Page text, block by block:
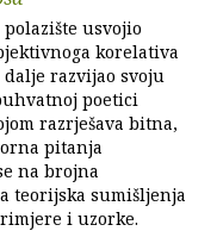
usvojio
korelativa
dalje razvijao svoju
poetici
razrješava bitna,
pitanja
na brojna
teorijska sumišljenja
i uzorke.